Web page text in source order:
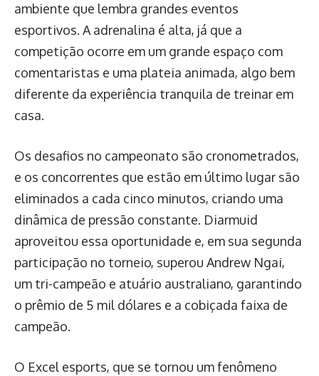
ambiente que lembra grandes eventos
esportivos. A adrenalina é alta, já que a
competição ocorre em um grande espaço com
comentaristas e uma plateia animada, algo bem
diferente da experiência tranquila de treinar em
casa.
Os desafios no campeonato são cronometrados,
e os concorrentes que estão em último lugar são
eliminados a cada cinco minutos, criando uma
dinâmica de pressão constante. Diarmuid
aproveitou essa oportunidade e, em sua segunda
participação no torneio, superou Andrew Ngai,
um tri-campeão e atuário australiano, garantindo
o prêmio de 5 mil dólares e a cobiçada faixa de
campeão.
O Excel esports, que se tornou um fenômeno